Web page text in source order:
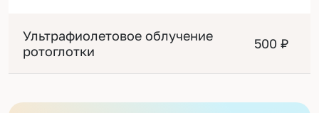
Ультрафиолетовое облучение
ротоглотки
500 ₽